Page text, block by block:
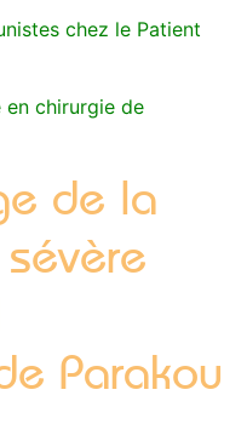
chez le Patient
en chirurgie de
de la
Parakou